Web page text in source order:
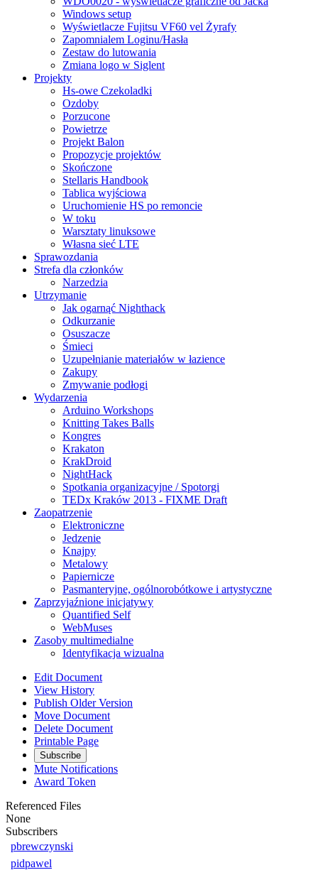
Windows setup
Wyświetlacze Fujitsu VF60 vel Żyrafy
Zapomnialem Loginu/Hasła
Zestaw do lutowania
Zmiana logo w Siglent
Projekty
Hs-owe Czekoladki
Ozdoby
Porzucone
Powietrze
Projekt Balon
Propozycje projektów
Skończone
Stellaris Handbook
Tablica wyjściowa
Uruchomienie HS po remoncie
W toku
Warsztaty linuksowe
Własna sieć LTE
Sprawozdania
Strefa dla członków
Narzedzia
Utrzymanie
Jak ogarnąć Nighthack
Odkurzanie
Osuszacze
Śmieci
Uzupełnianie materiałów w łazience
Zakupy
Zmywanie podłogi
Wydarzenia
Arduino Workshops
Knitting Takes Balls
Kongres
Krakaton
KrakDroid
NightHack
Spotkania organizacyjne / Spotorgi
TEDx Kraków 2013 - FIXME Draft
Zaopatrzenie
Elektroniczne
Jedzenie
Knajpy
Metalowy
Papiernicze
Pasmanteryjne, ogólnorobótkowe i artystyczne
Zaprzyjaźnione inicjatywy
Quantified Self
WebMuses
Zasoby multimedialne
Identyfikacja wizualna
Edit Document
View History
Publish Older Version
Move Document
Delete Document
Printable Page
Subscribe
Mute Notifications
Award Token
Referenced Files
None
Subscribers
pbrewczynski
pidpawel